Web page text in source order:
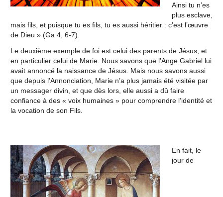
Ainsi tu n’es
plus esclave,
mais fils, et puisque tu es fils, tu es aussi héritier : c’est l’œuvre
de Dieu » (Ga 4, 6-7).
Le deuxième exemple de foi est celui des parents de Jésus, et
en particulier celui de Marie. Nous savons que l’Ange Gabriel lui
avait annoncé la naissance de Jésus. Mais nous savons aussi
que depuis l’Annonciation, Marie n’a plus jamais été visitée par
un messager divin, et que dès lors, elle aussi a dû faire
confiance à des « voix humaines » pour comprendre l’identité et
la vocation de son Fils.
En fait, le
jour de